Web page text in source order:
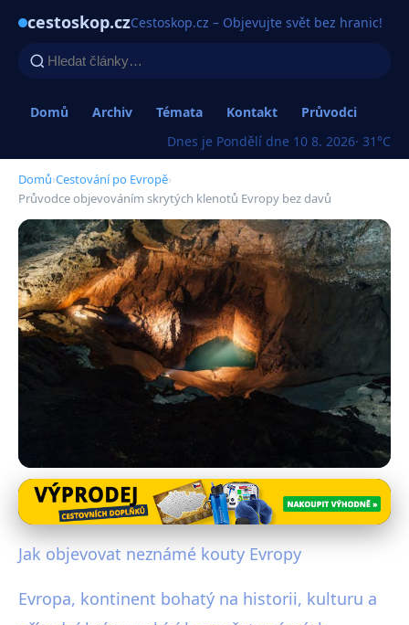
cestoskop.czCestoskop.cz – Objevujte svět bez hranic!
Domů Archiv Témata Kontakt
Průvodci
Dnes je Pondělí dne 10 8. 2026· 31°C
Domů›Cestování po Evropě›
Průvodce objevováním skrytých klenotů Evropy bez davů
Cestování po Evropě
Průvodce objevováním skrytých
20. 2. 2026 · 4 min čtení · Autor: Radim Vávra
Jak objevovat neznámé kouty Evropy
Evropa, kontinent bohatý na historii, kulturu a